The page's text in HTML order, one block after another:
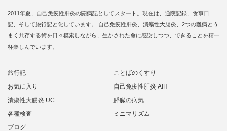
2011年夏、自己免疫性肝炎の闘病記としてスタート。現在は、通院記録、食事日
記、そして旅行記と化しています。 自己免疫性肝炎、潰瘍性大腸炎、2つの難病とう
まく共存する術を日々模索しながら、生かされた命に感謝しつつ、できることを精一
杯楽しんでいます。
旅行記
ことばのくすり
お気に入り
自己免疫性肝炎 AIH
潰瘍性大腸炎 UC
膵臓の病気
各種検査
ミニマリズム
ブログ